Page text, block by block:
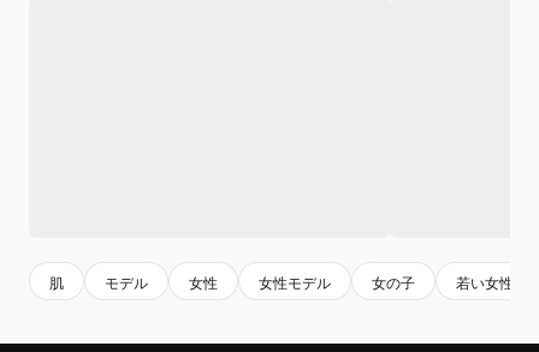
肌 モデル 女性 女性モデル 女の子 若い女性